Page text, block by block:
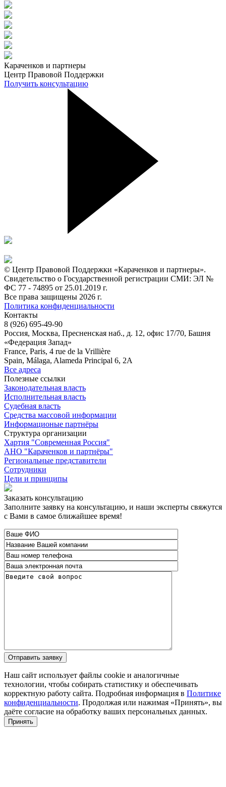
Караченков и партнеры
Центр Правовой Поддержки
Получить консультацию
© Центр Правовой Поддержки «Караченков и партнеры».
Свидетельство о Государственной регистрации СМИ: ЭЛ №
ФС 77 - 74895 от 25.01.2019 г.
Все права защищены 2026 г.
Политика конфиденциальности
Контакты
8 (926) 695-49-90
Россия, Москва, Пресненская наб., д. 12, офис 17/70, Башня
«Федерация Запад»
France, Paris, 4 rue de la Vrillière
Spain, Málaga, Alameda Principal 6, 2A
Все адреса
Полезные ссылки
Законодательная власть
Исполнительная власть
Судебная власть
Средства массовой информации
Информационые партнёры
Структура организации
Хартия "Современная Россия"
АНО "Караченков и партнёры"
Региональные представители
Сотрудники
Цели и принципы
Заказать консультацию
Заполните заявку на консультацию, и наши эксперты свяжутся
с Вами в самое ближайшее время!
Наш сайт использует файлы cookie и аналогичные
технологии, чтобы собирать статистику и обеспечивать
корректную работу сайта. Подробная информация в Политике
конфиденциальности. Продолжая или нажимая «Принять», вы
даёте согласие на обработку ваших персональных данных.
Принять